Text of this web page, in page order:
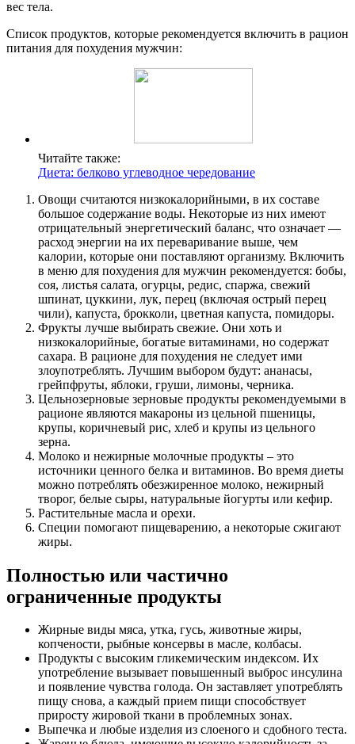
вес тела.
Список продуктов, которые рекомендуется включить в рацион
питания для похудения мужчин:
Читайте также:
Диета: белково углеводное чередование
Овощи считаются низкокалорийными, в их составе
большое содержание воды. Некоторые из них имеют
отрицательный энергетический баланс, что означает —
расход энергии на их переваривание выше, чем
калории, которые они поставляют организму. Включить
в меню для похудения для мужчин рекомендуется: бобы,
соя, листья салата, огурцы, редис, спаржа, свежий
шпинат, цуккини, лук, перец (включая острый перец
чили), капуста, брокколи, цветная капуста, помидоры.
Фрукты лучше выбирать свежие. Они хоть и
низкокалорийные, богатые витаминами, но содержат
сахара. В рационе для похудения не следует ими
злоупотреблять. Лучшим выбором будут: ананасы,
грейпфруты, яблоки, груши, лимоны, черника.
Цельнозерновые зерновые продукты рекомендуемыми в
рационе являются макароны из цельной пшеницы,
крупы, коричневый рис, хлеб и крупы из цельного
зерна.
Молоко и нежирные молочные продукты – это
источники ценного белка и витаминов. Во время диеты
можно потреблять обезжиренное молоко, нежирный
творог, белые сыры, натуральные йогурты или кефир.
Растительные масла и орехи.
Специи помогают пищеварению, а некоторые сжигают
жиры.
Полностью или частично
ограниченные продукты
Жирные виды мяса, утка, гусь, животные жиры,
копчености, рыбные консервы в масле, колбасы.
Продукты с высоким гликемическим индексом. Их
употребление вызывает повышенный выброс инсулина
и появление чувства голода. Он заставляет употреблять
пищу снова, а каждый прием пищи способствует
приросту жировой ткани в проблемных зонах.
Выпечка и любые изделия из слоеного и сдобного теста.